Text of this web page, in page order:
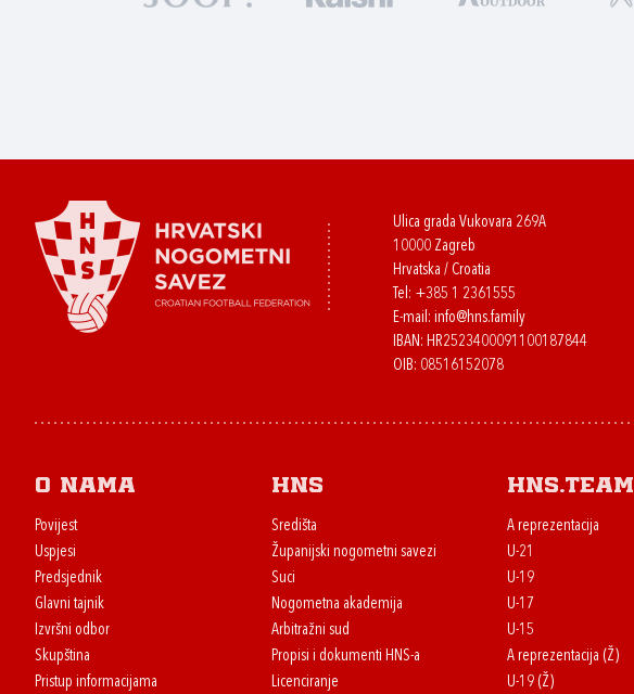
Ulica grada Vukovara 269A
10000 Zagreb
Hrvatska / Croatia
Tel: +385 1 2361555
E-mail: info@hns.family
IBAN: HR2523400091100187844
OIB: 08516152078
O nama
Povijest
Uspjesi
Predsjednik
Glavni tajnik
Izvršni odbor
Skupština
Pristup informacijama
HNS
Središta
Županijski nogometni savezi
Suci
Nogometna akademija
Arbitražni sud
Propisi i dokumenti HNS-a
Licenciranje
HNS.team
A reprezentacija
U-21
U-19
U-17
U-15
A reprezentacija (Ž)
U-19 (Ž)